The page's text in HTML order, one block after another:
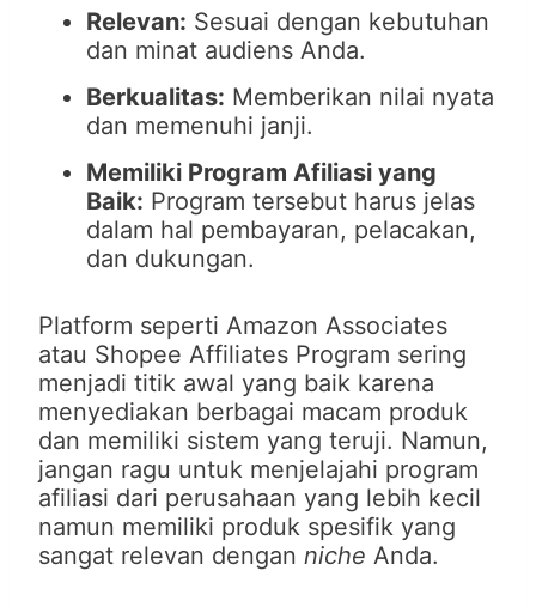
Relevan: Sesuai dengan kebutuhan
dan minat audiens Anda.
Berkualitas: Memberikan nilai nyata
dan memenuhi janji.
Memiliki Program Afiliasi yang
Baik: Program tersebut harus jelas
dalam hal pembayaran, pelacakan,
dan dukungan.
Platform seperti Amazon Associates
atau Shopee Affiliates Program sering
menjadi titik awal yang baik karena
menyediakan berbagai macam produk
dan memiliki sistem yang teruji. Namun,
jangan ragu untuk menjelajahi program
afiliasi dari perusahaan yang lebih kecil
namun memiliki produk spesifik yang
sangat relevan dengan niche Anda.